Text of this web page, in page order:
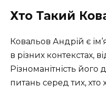
Хто Такий
Ковальов Андрій є
в різних контекстах,
Різноманітність його
питань серед тих, хто